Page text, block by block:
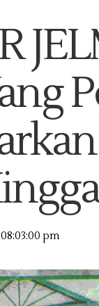
08:03:00 pm